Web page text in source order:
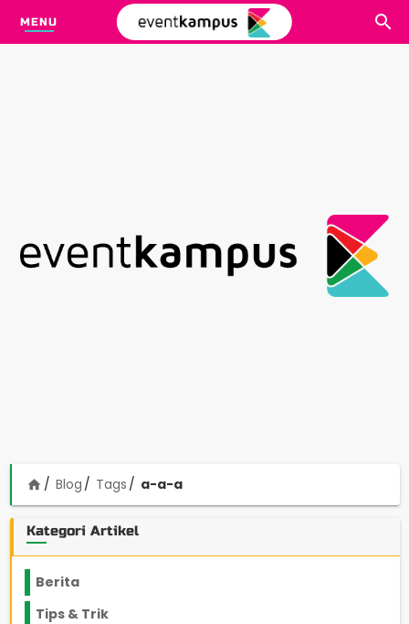
MENU
home Blog Tags a-a-a
Kategori Artikel
Berita
Tips & Trik